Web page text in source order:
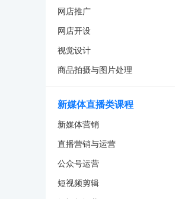
网店推广
网店开设
视觉设计
商品拍摄与图片处理
新媒体直播类课程
新媒体营销
直播营销与运营
公众号运营
短视频剪辑